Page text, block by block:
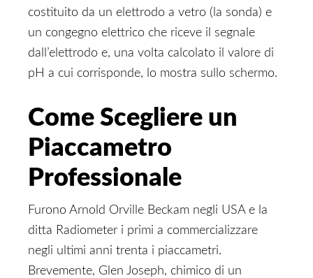
costituito da un elettrodo a vetro (la sonda) e
un congegno elettrico che riceve il segnale
dall’elettrodo e, una volta calcolato il valore di
pH a cui corrisponde, lo mostra sullo schermo.
Come Scegliere un
Piaccametro
Professionale
Furono Arnold Orville Beckam negli USA e la
ditta Radiometer i primi a commercializzare
negli ultimi anni trenta i piaccametri.
Brevemente, Glen Joseph, chimico di un